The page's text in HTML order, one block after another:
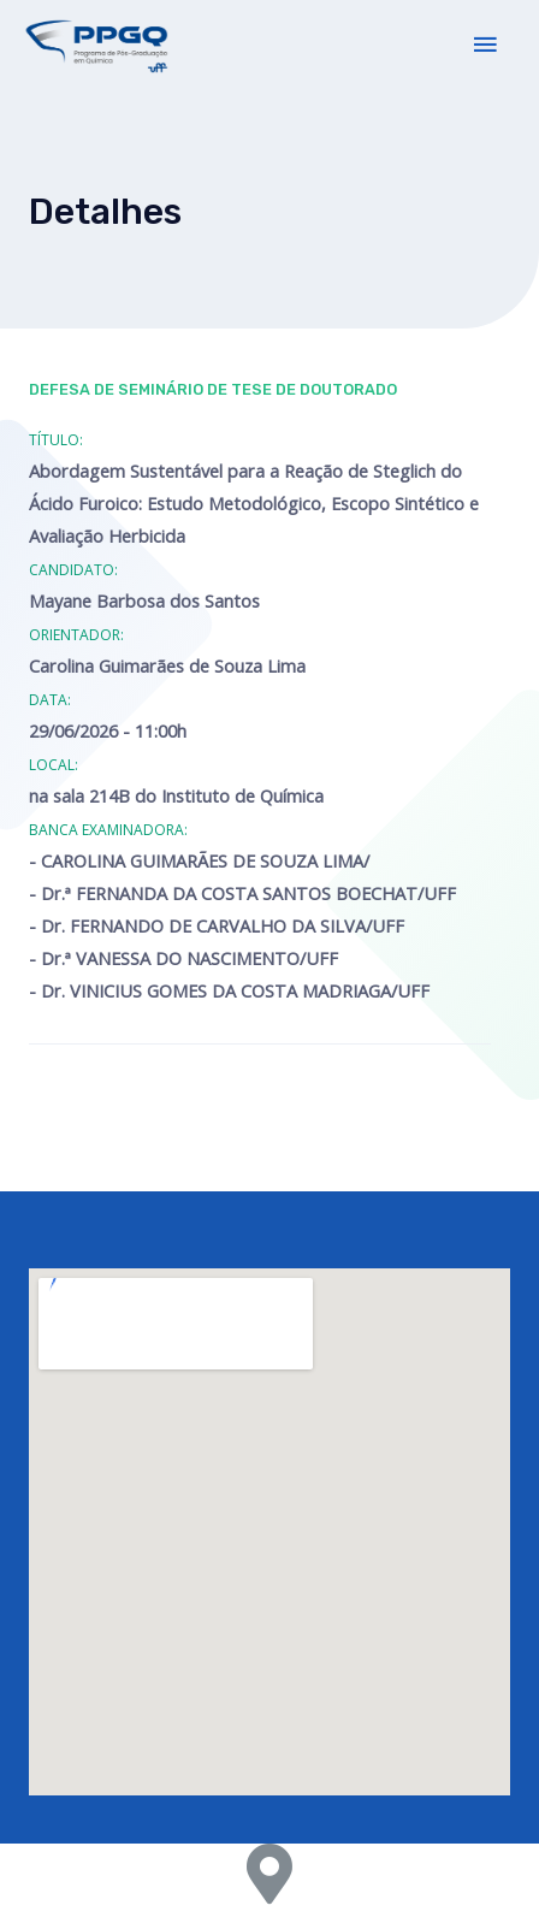
Detalhes
DEFESA DE SEMINÁRIO DE TESE DE DOUTORADO
TÍTULO:
Abordagem Sustentável para a Reação de Steglich do
Ácido Furoico: Estudo Metodológico, Escopo Sintético e
Avaliação Herbicida
CANDIDATO:
Mayane Barbosa dos Santos
ORIENTADOR:
Carolina Guimarães de Souza Lima
DATA:
29/06/2026 - 11:00h
LOCAL:
na sala 214B do Instituto de Química
BANCA EXAMINADORA:
- CAROLINA GUIMARÃES DE SOUZA LIMA/
- Dr.ª FERNANDA DA COSTA SANTOS BOECHAT/UFF
- Dr. FERNANDO DE CARVALHO DA SILVA/UFF
- Dr.ª VANESSA DO NASCIMENTO/UFF
- Dr. VINICIUS GOMES DA COSTA MADRIAGA/UFF